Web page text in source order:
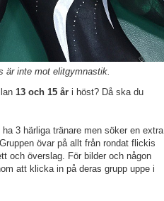
är inte mot elitgymnastik.
13 och 15 åri höst? Då ska du
3 härliga tränare men söker en extra
övar på allt från rondat flickis
och överslag. För bilder och någon
att klicka in på deras grupp uppe i